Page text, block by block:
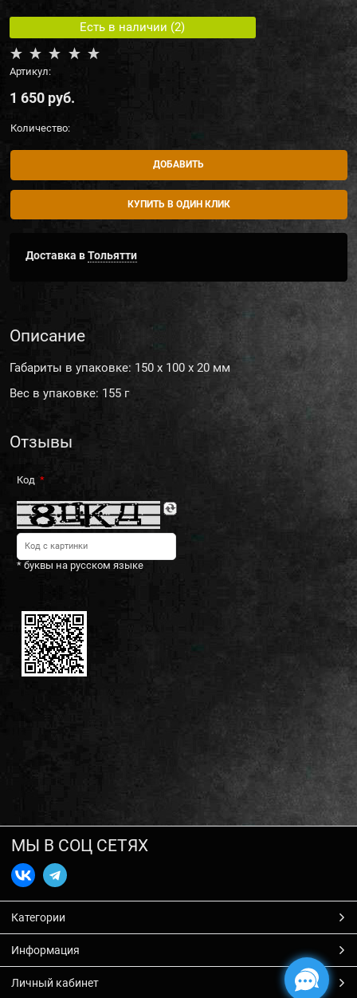
Есть в наличии (2)
Артикул:
1 650 руб.
Количество:
ДОБАВИТЬ
КУПИТЬ В ОДИН КЛИК
Доставка вТольятти
Описание
Габариты в упаковке: 150 x 100 x 20 мм
Вес в упаковке: 155 г
Отзывы
Код
* буквы на русском языке
МЫ В СОЦ СЕТЯХ
Категории
Информация
Личный кабинет